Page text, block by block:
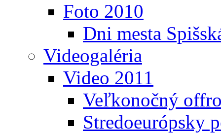
Foto 2010
Dni mesta
Videogaléria
Video 2011
Veľkonočný
Stredoeurópsky